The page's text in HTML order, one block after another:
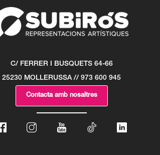
C/ FERRER I BUSQUETS 64-66
25230 MOLLERUSSA // 973 600 945
Contacta amb nosaltres